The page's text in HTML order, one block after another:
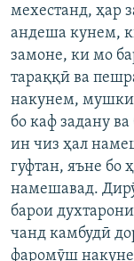
мехестанд, ҳар
андеша кунем,
замоне, ки мо
тараққӣ ва
накунем,
бо каф задану
ин чиз ҳал
гуфтан, яъне бо
намешавад.
барои
чанд камбудӣ
фаромӯш